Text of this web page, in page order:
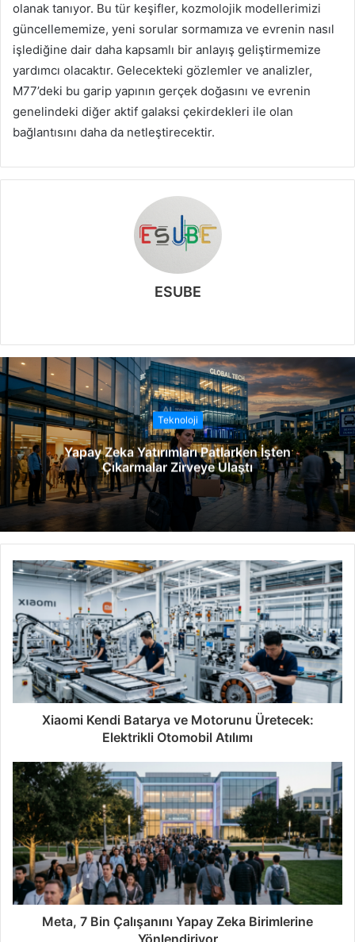
olanak tanıyor. Bu tür keşifler, kozmolojik modellerimizi
güncellememize, yeni sorular sormamıza ve evrenin nasıl
işlediğine dair daha kapsamlı bir anlayış geliştirmemize
yardımcı olacaktır. Gelecekteki gözlemler ve analizler,
M77’deki bu garip yapının gerçek doğasını ve evrenin
genelindeki diğer aktif galaksi çekirdekleri ile olan
bağlantısını daha da netleştirecektir.
ESUBE
b
s
i
t
e
s
i
Teknoloji
Yapay Zeka Yatırımları Patlarken İşten
Çıkarmalar Zirveye Ulaştı
Xiaomi Kendi Batarya ve Motorunu Üretecek:
Elektrikli Otomobil Atılımı
Meta, 7 Bin Çalışanını Yapay Zeka Birimlerine